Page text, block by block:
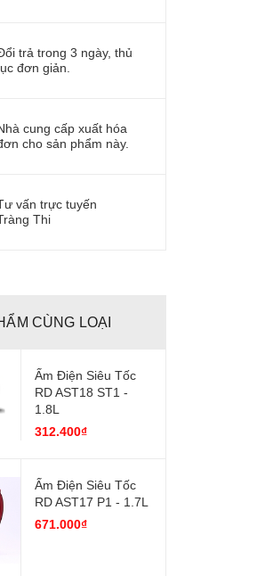
trả trong 3 ngày, thủ
đơn giản.
cung cấp xuất hóa
cho sản phẩm này.
vấn trực tuyến
Thi
CÙNG LOẠI
Ấm Điện Siêu Tốc
RD AST18 ST1 -
1.8L
312.400₫
Ấm Điện Siêu Tốc
RD AST17 P1 - 1.7L
671.000₫